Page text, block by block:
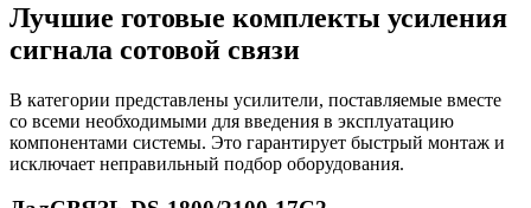
Лучшие готовые комплекты усиления
сигнала сотовой связи
В категории представлены усилители, поставляемые вместе
со всеми необходимыми для введения в эксплуатацию
компонентами системы. Это гарантирует быстрый монтаж и
исключает неправильный подбор оборудования.